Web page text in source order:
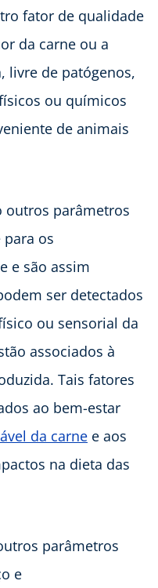
fator de qualidade
da carne ou a
livre de patógenos,
ou químicos
de animais
outros parâmetros
os
e são assim
ser detectados
ou sensorial da
associados à
Tais fatores
ao bem-estar
da carne e aos
na dieta das
parâmetros
e